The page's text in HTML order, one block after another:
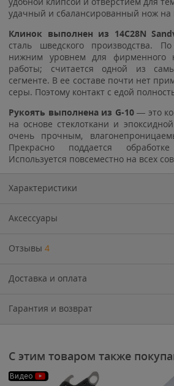
удачный и сбалансированный нож на
Клинок выполнен из 14C28N
сталь шведского производства.
нижним уровнем для фирменного
работы; считается одной из
сегменте. В ее составе почти нет
серы. Поэтому контакт с едой
Рукоять выполнена из G-10— это
на основе стеклоткани и
очень прочным,
Прекрасно поддается
Используется повсеместно на всех
Характеристики
Аксессуары
Отзывы 4
Доставка и оплата
Гарантия и возврат
С этим товаром также
Видео